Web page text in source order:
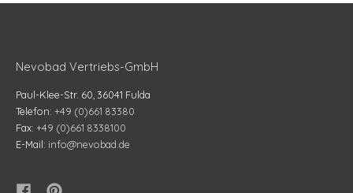
Nevobad Vertriebs-GmbH
Paul-Klee-Str. 60, 36041 Fulda
Telefon: +49 (0)661 83380
Fax: +49 (0)661 8338100
E-Mail: info@nevobad.de